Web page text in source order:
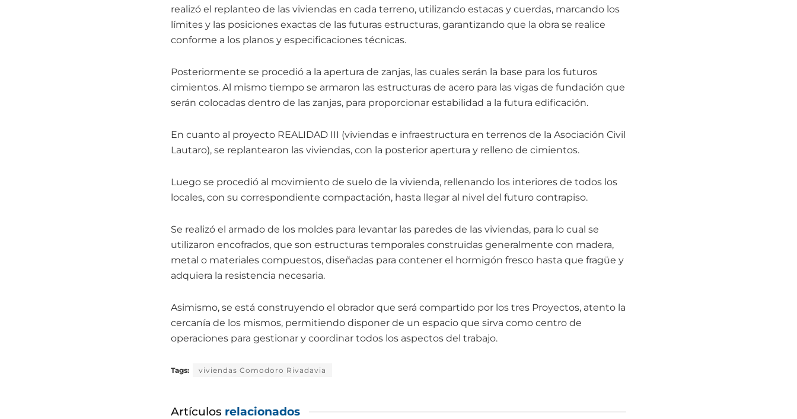
realizó el replanteo de las viviendas en cada terreno, utilizando estacas y cuerdas, marcando los
límites y las posiciones exactas de las futuras estructuras, garantizando que la obra se realice
conforme a los planos y especificaciones técnicas.
Posteriormente se procedió a la apertura de zanjas, las cuales serán la base para los futuros
cimientos. Al mismo tiempo se armaron las estructuras de acero para las vigas de fundación que
serán colocadas dentro de las zanjas, para proporcionar estabilidad a la futura edificación.
En cuanto al proyecto REALIDAD III (viviendas e infraestructura en terrenos de la Asociación Civil
Lautaro), se replantearon las viviendas, con la posterior apertura y relleno de cimientos.
Luego se procedió al movimiento de suelo de la vivienda, rellenando los interiores de todos los
locales, con su correspondiente compactación, hasta llegar al nivel del futuro contrapiso.
Se realizó el armado de los moldes para levantar las paredes de las viviendas, para lo cual se
utilizaron encofrados, que son estructuras temporales construidas generalmente con madera,
metal o materiales compuestos, diseñadas para contener el hormigón fresco hasta que fragüe y
adquiera la resistencia necesaria.
Asimismo, se está construyendo el obrador que será compartido por los tres Proyectos, atento la
cercanía de los mismos, permitiendo disponer de un espacio que sirva como centro de
operaciones para gestionar y coordinar todos los aspectos del trabajo.
Tags: viviendas Comodoro Rivadavia
Artículos relacionados